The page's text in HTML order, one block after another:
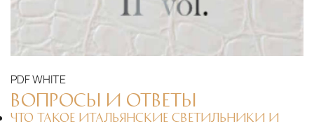
PDFWHITE
ВОПРОСЫ И ОТВЕТЫ
ЧТО ТАКОЕ ИТАЛЬЯНСКИЕ СВЕТИЛЬНИКИ И